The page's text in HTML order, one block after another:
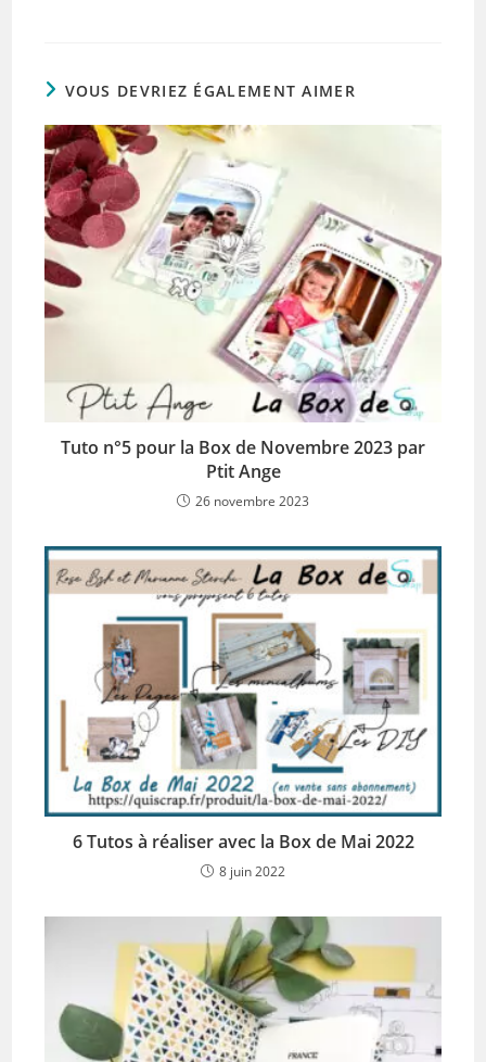
VOUS DEVRIEZ ÉGALEMENT AIMER
Tuto n°5 pour la Box de Novembre 2023 par
Ptit Ange
26 novembre 2023
6 Tutos à réaliser avec la Box de Mai 2022
8 juin 2022